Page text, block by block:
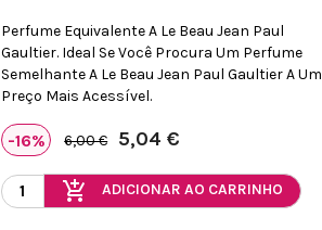
Perfume Equivalente A Le Beau Jean Paul
Gaultier. Ideal Se Você Procura Um Perfume
Semelhante A Le Beau Jean Paul Gaultier A Um
Preço Mais Acessível.
-16% 6,00 € 5,04 €
add_shopping_cart ADICIONAR AO CARRINHO